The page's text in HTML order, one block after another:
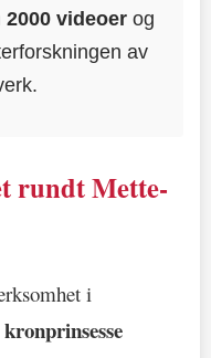
2000 videoer og
av
rundt Mette-
i
kronprinsesse